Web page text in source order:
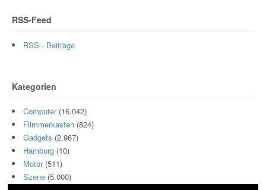
RSS-Feed
RSS - Beiträge
Kategorien
Computer(16.042)
Flimmerkasten (824)
Gadgets (2.967)
Hamburg (10)
Motor(511)
Szene (5.000)